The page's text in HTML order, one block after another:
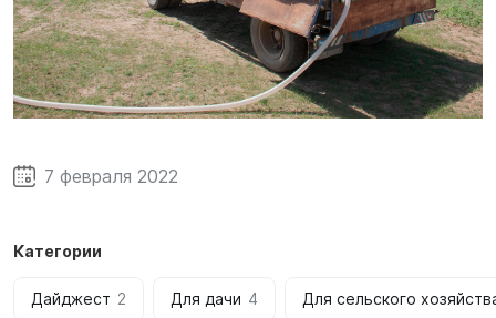
7 февраля 2022
Категории
Дайджест 2 Для дачи 4 Для сельского